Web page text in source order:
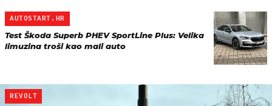
AUTOSTART.HR
Test Škoda Superb PHEV SportLine Plus: Velika
limuzina troši kao mali auto
REVOLT